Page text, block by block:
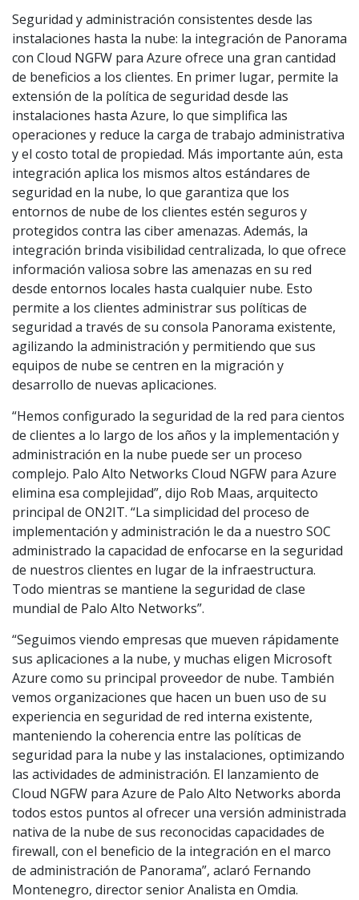
Seguridad y administración consistentes desde las
instalaciones hasta la nube: la integración de Panorama
con Cloud NGFW para Azure ofrece una gran cantidad
de beneficios a los clientes. En primer lugar, permite la
extensión de la política de seguridad desde las
instalaciones hasta Azure, lo que simplifica las
operaciones y reduce la carga de trabajo administrativa
y el costo total de propiedad. Más importante aún, esta
integración aplica los mismos altos estándares de
seguridad en la nube, lo que garantiza que los
entornos de nube de los clientes estén seguros y
protegidos contra las ciber amenazas. Además, la
integración brinda visibilidad centralizada, lo que ofrece
información valiosa sobre las amenazas en su red
desde entornos locales hasta cualquier nube. Esto
permite a los clientes administrar sus políticas de
seguridad a través de su consola Panorama existente,
agilizando la administración y permitiendo que sus
equipos de nube se centren en la migración y
desarrollo de nuevas aplicaciones.
“Hemos configurado la seguridad de la red para cientos
de clientes a lo largo de los años y la implementación y
administración en la nube puede ser un proceso
complejo. Palo Alto Networks Cloud NGFW para Azure
elimina esa complejidad”, dijo Rob Maas, arquitecto
principal de ON2IT. “La simplicidad del proceso de
implementación y administración le da a nuestro SOC
administrado la capacidad de enfocarse en la seguridad
de nuestros clientes en lugar de la infraestructura.
Todo mientras se mantiene la seguridad de clase
mundial de Palo Alto Networks”.
“Seguimos viendo empresas que mueven rápidamente
sus aplicaciones a la nube, y muchas eligen Microsoft
Azure como su principal proveedor de nube. También
vemos organizaciones que hacen un buen uso de su
experiencia en seguridad de red interna existente,
manteniendo la coherencia entre las políticas de
seguridad para la nube y las instalaciones, optimizando
las actividades de administración. El lanzamiento de
Cloud NGFW para Azure de Palo Alto Networks aborda
todos estos puntos al ofrecer una versión administrada
nativa de la nube de sus reconocidas capacidades de
firewall, con el beneficio de la integración en el marco
de administración de Panorama”, aclaró Fernando
Montenegro, director senior Analista en Omdia.